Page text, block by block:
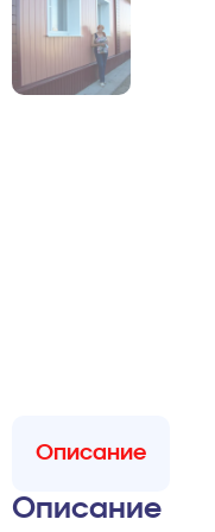
Описание
Описание